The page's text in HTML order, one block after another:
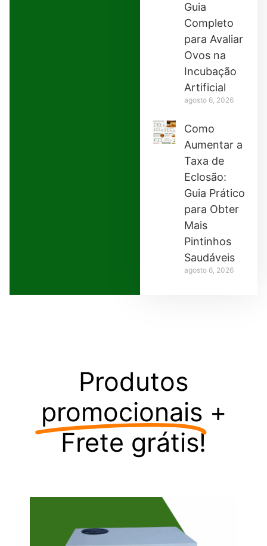
Guia
Completo
para Avaliar
Ovos na
Incubação
Artificial
agosto 6, 2026
Como
Aumentar a
Taxa de
Eclosão:
Guia Prático
para Obter
Mais
Pintinhos
Saudáveis
agosto 6, 2026
Produtos
promocionais +
Frete grátis!